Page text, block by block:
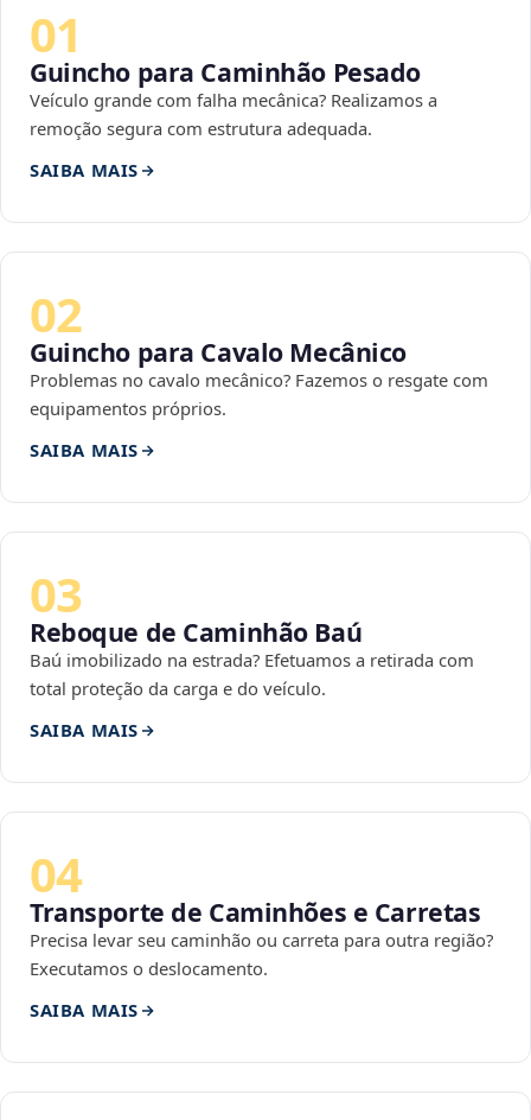
01
Guincho para Caminhão Pesado
Veículo grande com falha mecânica? Realizamos a
remoção segura com estrutura adequada.
SAIBA MAIS
02
Guincho para Cavalo Mecânico
Problemas no cavalo mecânico? Fazemos o resgate com
equipamentos próprios.
SAIBA MAIS
03
Reboque de Caminhão Baú
Baú imobilizado na estrada? Efetuamos a retirada com
total proteção da carga e do veículo.
SAIBA MAIS
04
Transporte de Caminhões e Carretas
Precisa levar seu caminhão ou carreta para outra região?
Executamos o deslocamento.
SAIBA MAIS